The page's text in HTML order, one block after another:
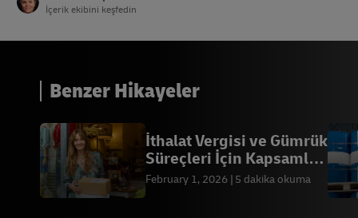
İçerik ekibini keşfedin
Benzer Hikayeler
İthalat Vergisi ve Gümrük
Süreçleri İçin Kapsamlı
Rehber
February 1, 2026 5 dakika okuma